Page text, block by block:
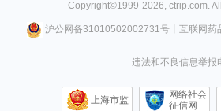
Copyright©1999-2026, ctrip.com.
沪公网备31010502002731号丨 互联网药
违法和不良信息举
上海市监
网络社会
征信网